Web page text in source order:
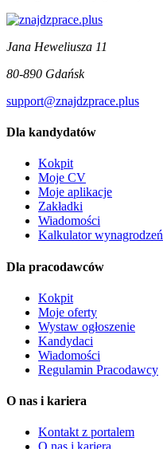
Jana Heweliusza 11
80-890 Gdańsk
support@znajdzprace.plus
Dla kandydatów
Kokpit
Moje CV
Moje aplikacje
Zakładki
Wiadomości
Kalkulator wynagrodzeń
Dla pracodawców
Kokpit
Moje oferty
Wystaw ogłoszenie
Kandydaci
Wiadomości
Regulamin Pracodawcy
O nas i kariera
Kontakt z portalem